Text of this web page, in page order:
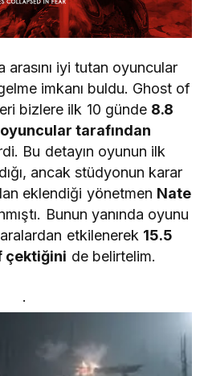
iyi tutan oyuncular
imkanı buldu. Ghost of
bizlere ilk 10 günde 8.8
tarafından
Bu detayın oyunun ilk
ancak stüdyonun karar
eklendiği yönetmen Nate
Bunun yanında oyunu
etkilenerek 15.5
çektiğini de belirtelim.
.